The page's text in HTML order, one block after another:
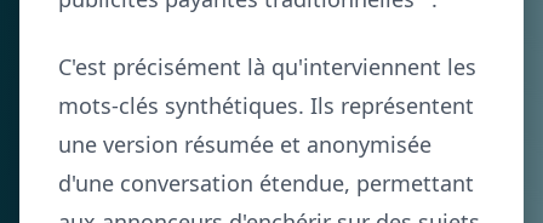
C'est précisément là qu'interviennent les
mots-clés synthétiques. Ils représentent
une version résumée et anonymisée
d'une conversation étendue, permettant